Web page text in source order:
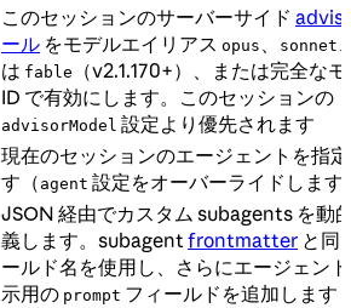
このセッションのサーバーサイド
ール をモデルエイリアス opus 、 sonnet
は fable
（v2.1.170+）、または完全な
ID で有効にします。このセッションの
advisorModel 設定より優先されます
現在のセッションのエージェントを指
す（ agent 設定をオーバーライドします
JSON 経由でカスタム subagents を動
義します。subagentfrontmatter と同
ールド名を使用し、さらにエージェン
示用の prompt フィールドを追加します